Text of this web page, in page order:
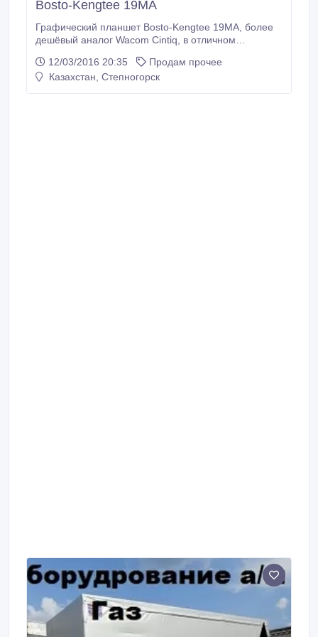
Bosto-Kengtee 19MA
Графический планшет Bosto-Kengtee 19MA, более
дешёвый аналог Wacom Cintiq, в отличном
редко. Имеется возможность подсоединить к
кронштейну. Очень удобен в использовании, т.к. вы
12/03/2016 20:35
Продам прочее
Казахстан, Степногорск